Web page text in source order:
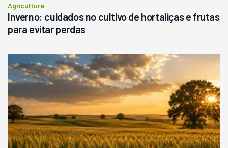
Agricultura
Inverno: cuidados no cultivo de hortaliças e frutas
para evitar perdas